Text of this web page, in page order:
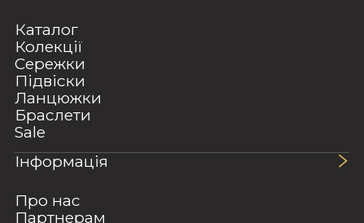
Каталог
Колекції
Сережки
Підвіски
Ланцюжки
Браслети
Sale
Інформація
Про нас
Партнерам